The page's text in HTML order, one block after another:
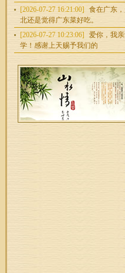
[2026-07-27 16:21:00]
食在广东
北还是觉得广东菜好吃。
[2026-07-27 10:23:06]
爱你，我
学！感谢上天赐予我们的